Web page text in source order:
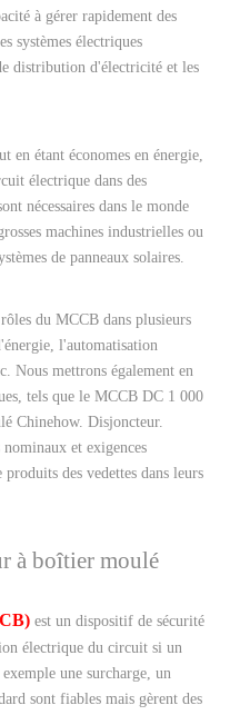
à gérer rapidement des
systèmes électriques
distribution d'électricité et les
en étant économes en énergie,
électrique dans des
nécessaires dans le monde
machines industrielles ou
de panneaux solaires.
du MCCB dans plusieurs
l'automatisation
Nous mettrons également en
tels que le MCCB DC 1 000
Chinehow. Disjoncteur.
et exigences
des vedettes dans leurs
à boîtier moulé
est un dispositif de sécurité
électrique du circuit si un
une surcharge, un
sont fiables mais gèrent des